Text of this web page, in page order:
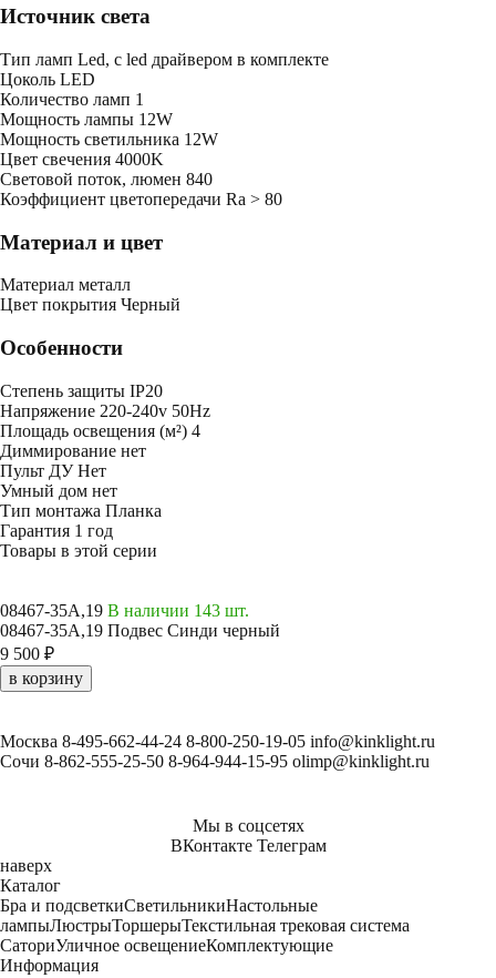
Источник света
Тип ламп Led, с led драйвером в комплекте
Цоколь LED
Количество ламп 1
Мощность лампы 12W
Мощность светильника 12W
Цвет свечения 4000K
Световой поток, люмен 840
Коэффициент цветопередачи Ra > 80
Материал и цвет
Mатериал металл
Цвет покрытия Черный
Особенности
Степень защиты IP20
Напряжение 220-240v 50Hz
Площадь освещения (м²) 4
Диммирование нет
Пульт ДУНет
Умный дом нет
Тип монтажа Планка
Гарантия 1 год
Товары в этой серии
08467-35A,19 В наличии 143 шт.
08467-35A,19 Подвес Синди черный
9 500 ₽
в корзину
Москва 8-495-662-44-24 8-800-250-19-05 info@kinklight.ru
Сочи 8-862-555-25-50 8-964-944-15-95 olimp@kinklight.ru
Мы в соцсетях
ВКонтакте Телеграм
наверх
Каталог
Бра и подсветкиСветильникиНастольные
лампыЛюстрыТоршерыТекстильная трековая система
СаториУличное освещениеКомплектующие
Информация